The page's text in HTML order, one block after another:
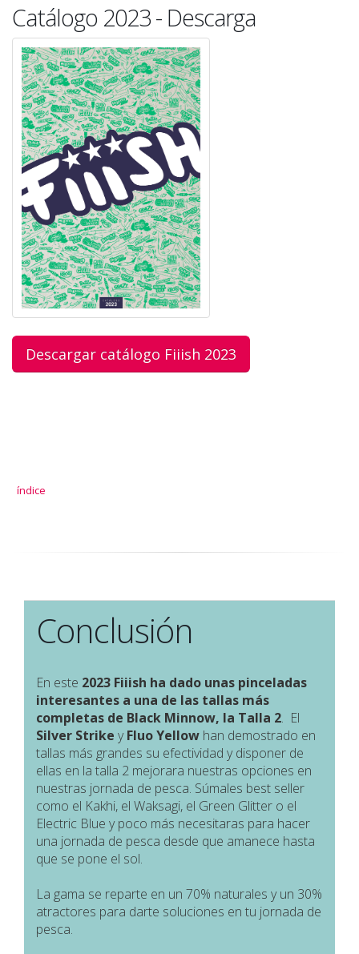
Catálogo 2023 - Descarga
Descargar catálogo Fiiish 2023
índice
Conclusión
En este 2023 Fiiish ha dado unas pinceladas
interesantes a una de las tallas más
completas de Black Minnow, la Talla 2. El
Silver Strike yFluo Yellow han demostrado en
tallas más grandes su efectividad y disponer de
ellas en la talla 2 mejorara nuestras opciones en
nuestras jornada de pesca. Súmales best seller
como el Kakhi, el Waksagi, el Green Glitter o el
Electric Blue y poco más necesitaras para hacer
una jornada de pesca desde que amanece hasta
que se pone el sol.
La gama se reparte en un 70% naturales y un 30%
atractores para darte soluciones en tu jornada de
pesca.